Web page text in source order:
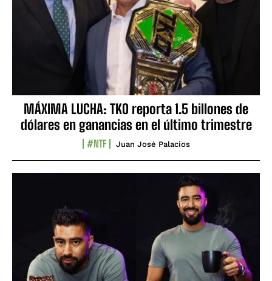
MÁXIMA LUCHA: TKO reporta 1.5 billones de
dólares en ganancias en el último trimestre
#NTF Juan José Palacios